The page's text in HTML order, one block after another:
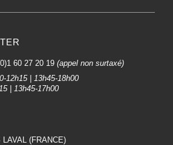
60 27 20 19 (appel non surtaxé)
12h15 | 13h45-18h00
| 13h45-17h00
(FRANCE)